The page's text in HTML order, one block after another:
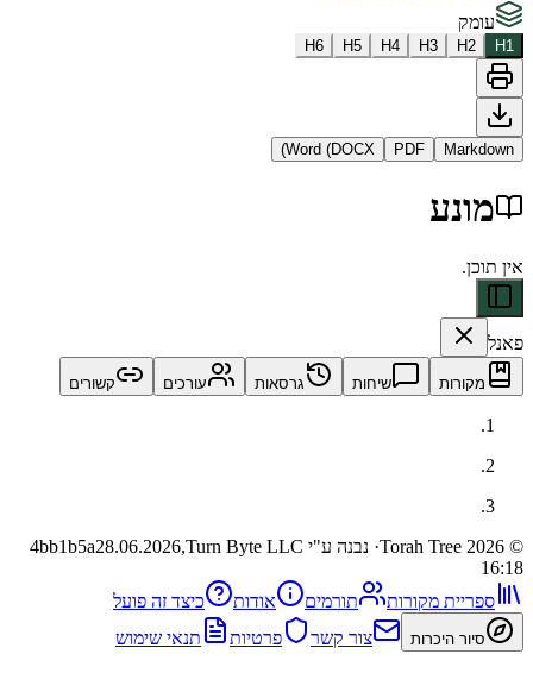
H3
H4
H5
H6
PDF
Word (DOCX)
שיחות גרסאות עורכים קשורים
· נבנה ע"י Turn Byte LLC 4bb1b5a28.06.2026,
מקורות תורמים אודות כיצד זה פועל
היכרות צור קשר פרטיות תנאי שימוש